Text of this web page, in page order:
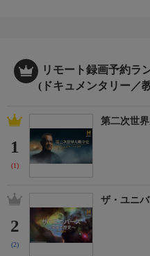
リモート録画予約ラ
(ドキュメンタリー／
1
(1)
第二次世
2
(2)
ザ・ユニ